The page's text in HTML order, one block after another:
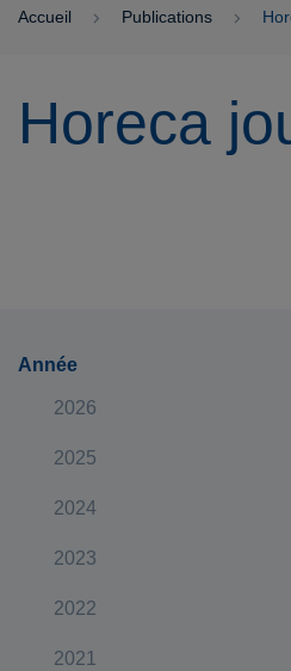
Accueil Publications
Horeca
Année
2026
2025
2024
2023
2022
2021